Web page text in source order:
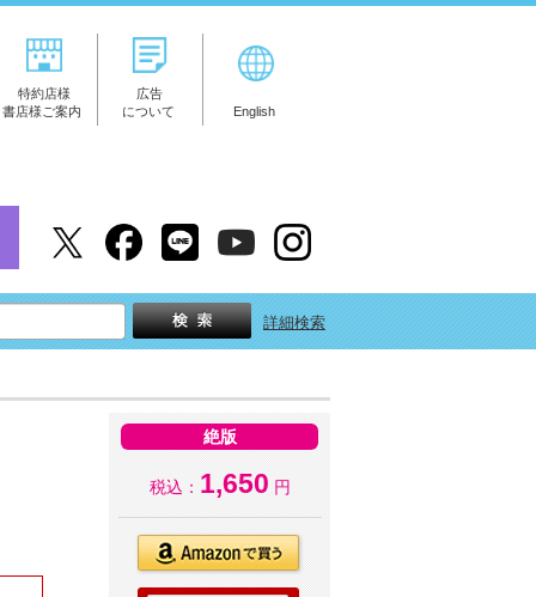
特約店様
書店様ご案内
広告
について
English
詳細検索
絶版
税込： 1,650 円